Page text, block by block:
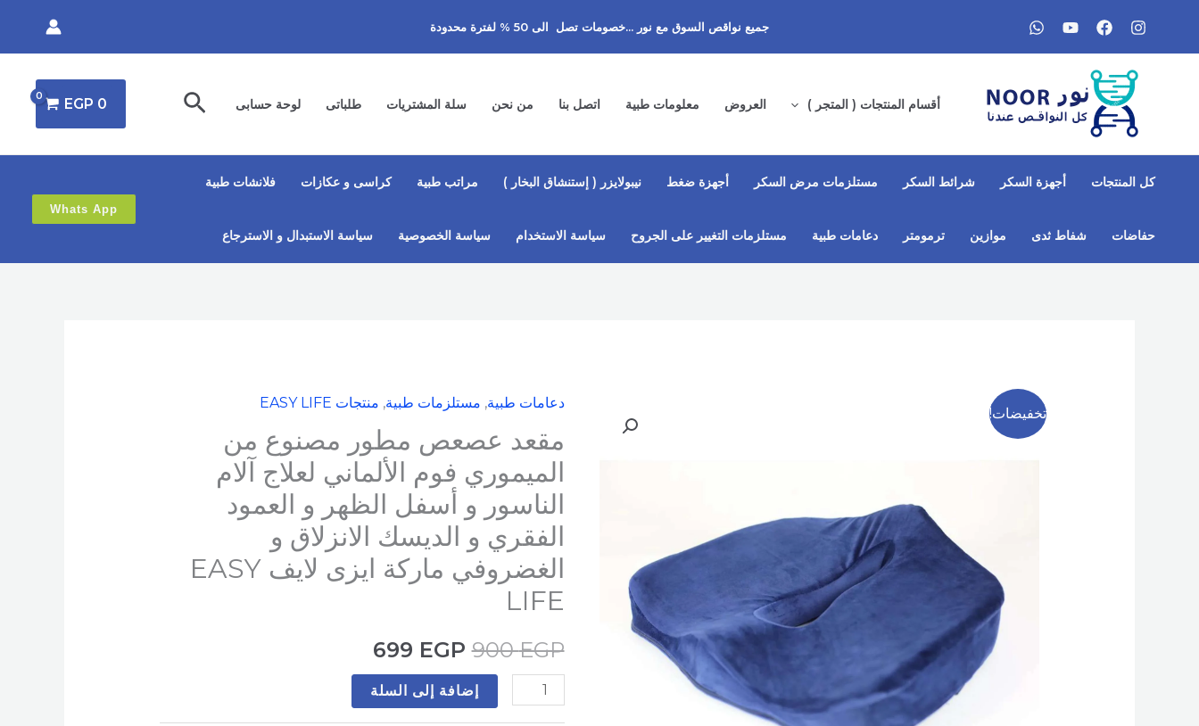
جميع نواقص السوق مع نور ...خصومات تصل الى 50 % لفترة محدودة
أقسام المنتجات ( المتجر ) العروض معلومات طبية اتصل بنا من نحن سلة المشتريات طلباتى لوحة حسابى البحث 0
EGP
كل المنتجات أجهزة السكر شرائط السكر مستلزمات مرض السكر أجهزة ضغط نيبولايزر ( إستنشاق البخار ) مراتب طبية كراسى و عكازات فلانشات طبية
حفاضات شفاط ثدى​ موازين ترمومتر دعامات طبية مستلزمات التغيير على الجروح سياسة الاستخدام سياسة الخصوصية سياسة الاستبدال و الاسترجاع
Whats App
تخفيضات!
دعامات طبية, مستلزمات طبية, منتجات EASY LIFE
مقعد عصعص مطور مصنوع من
الميموري فوم الألماني لعلاج آلام
الناسور و أسفل الظهر و العمود
الفقري و الديسك الانزلاق و
الغضروفي ماركة ايزى لايف EASY
LIFE
900EGP
السعر
الأصلي
هو:
900 EGP.
699 EGP
السعر
الحالي
هو:
699 EGP.
كمية
مقعد
عصعص
مطور
مصنوع
من
الميموري
فوم
الألماني
لعلاج
الناسور
و
إضافة إلى السلة